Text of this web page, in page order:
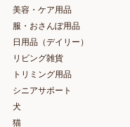
美容・ケア用品
服・おさんぽ用品
日用品（デイリー）
リビング雑貨
トリミング用品
シニアサポート
犬
猫